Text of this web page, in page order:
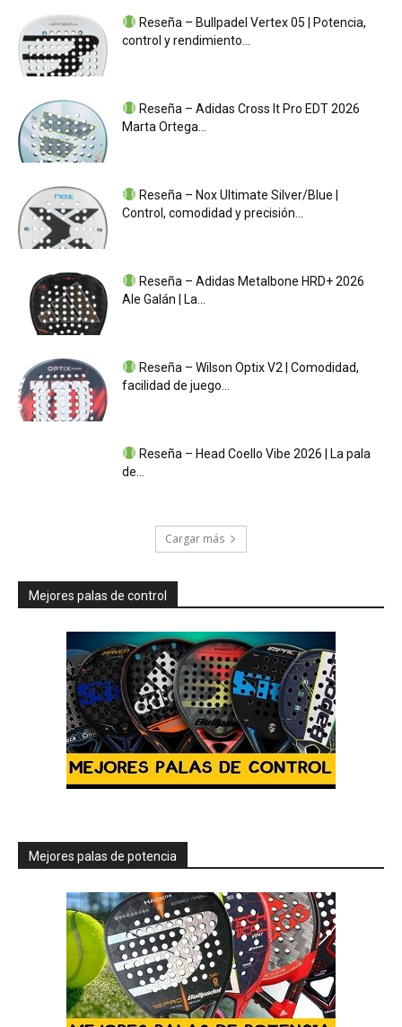
Reseña – Bullpadel Vertex 05 | Potencia,
control y rendimiento...
Reseña – Adidas Cross It Pro EDT 2026
Marta Ortega...
Reseña – Nox Ultimate Silver/Blue |
Control, comodidad y precisión...
Reseña – Adidas Metalbone HRD+ 2026
Ale Galán | La...
Reseña – Wilson Optix V2 | Comodidad,
facilidad de juego...
Reseña – Head Coello Vibe 2026 | La pala
de...
Cargar más
Mejores palas de control
Mejores palas de potencia